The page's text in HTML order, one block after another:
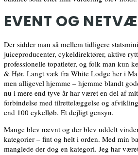
EVENT OG
Der sidder man så mellem tidligere
juiceproducenter, cykeldirektører, aktive
professionelle topatleter, og folk man kun
& Hør. Langt væk fra White Lodge her i
men alligevel hjemme – hjemme blandt
nu i mere end tyve år har været en del af
forbindelse med tilrettelæggelse og
end 100 cykelløb. Et dejligt gensyn.
Mange blev nævnt og der blev uddelt
kategorier – fint og helt i orden. Med min
manglede der dog en kategori. Jeg har